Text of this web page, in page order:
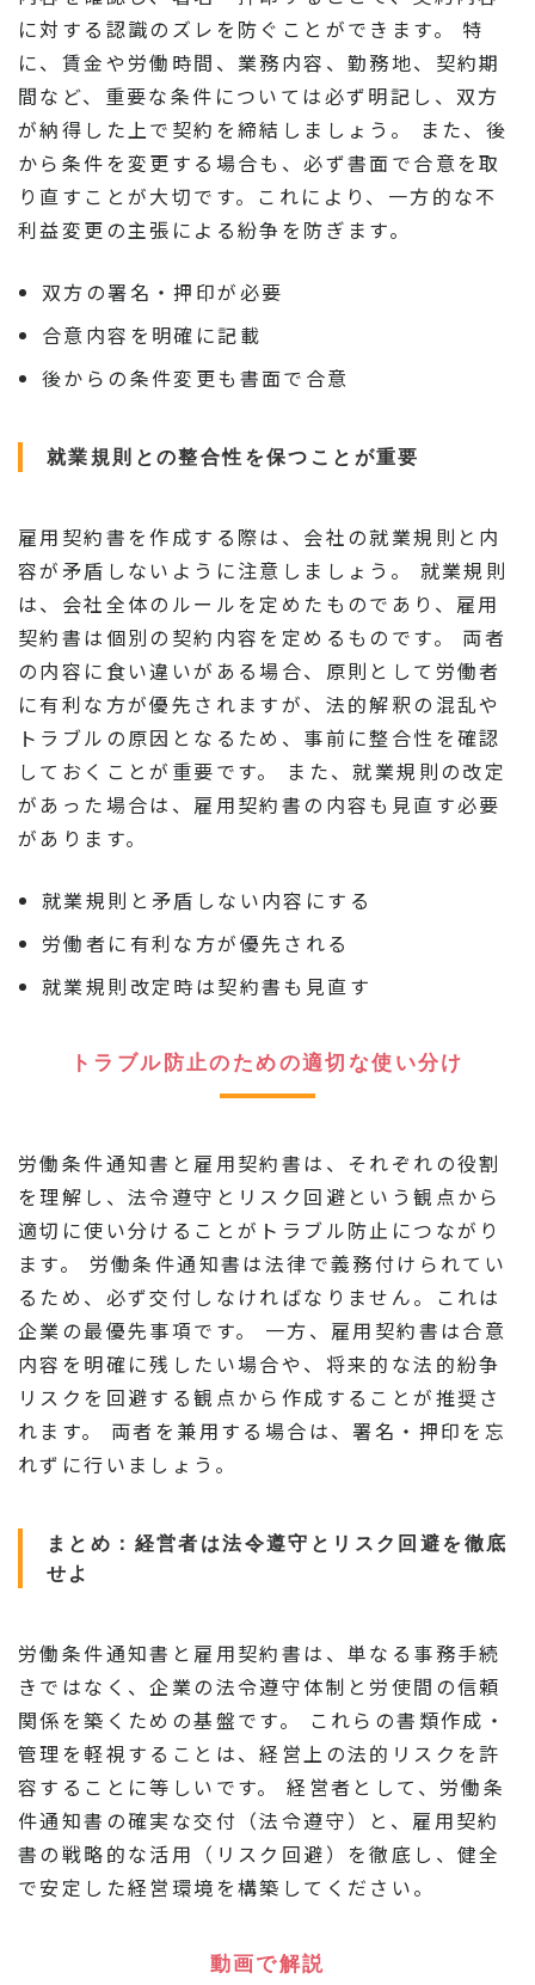
に対する認識のズレを防ぐことができます。 特
に、賃金や労働時間、業務内容、勤務地、契約期
間など、重要な条件については必ず明記し、双方
が納得した上で契約を締結しましょう。 また、後
から条件を変更する場合も、必ず書面で合意を取
り直すことが大切です。これにより、一方的な不
利益変更の主張による紛争を防ぎます。
双方の署名・押印が必要
合意内容を明確に記載
後からの条件変更も書面で合意
就業規則との整合性を保つことが重要
雇用契約書を作成する際は、会社の就業規則と内
容が矛盾しないように注意しましょう。 就業規則
は、会社全体のルールを定めたものであり、雇用
契約書は個別の契約内容を定めるものです。 両者
の内容に食い違いがある場合、原則として労働者
に有利な方が優先されますが、法的解釈の混乱や
トラブルの原因となるため、事前に整合性を確認
しておくことが重要です。 また、就業規則の改定
があった場合は、雇用契約書の内容も見直す必要
があります。
就業規則と矛盾しない内容にする
労働者に有利な方が優先される
就業規則改定時は契約書も見直す
トラブル防止のための適切な使い分け
労働条件通知書と雇用契約書は、それぞれの役割
を理解し、法令遵守とリスク回避という観点から
適切に使い分けることがトラブル防止につながり
ます。 労働条件通知書は法律で義務付けられてい
るため、必ず交付しなければなりません。これは
企業の最優先事項です。 一方、雇用契約書は合意
内容を明確に残したい場合や、将来的な法的紛争
リスクを回避する観点から作成することが推奨さ
れます。 両者を兼用する場合は、署名・押印を忘
れずに行いましょう。
まとめ：経営者は法令遵守とリスク回避を徹底
せよ
労働条件通知書と雇用契約書は、単なる事務手続
きではなく、企業の法令遵守体制と労使間の信頼
関係を築くための基盤です。 これらの書類作成・
管理を軽視することは、経営上の法的リスクを許
容することに等しいです。 経営者として、労働条
件通知書の確実な交付（法令遵守）と、雇用契約
書の戦略的な活用（リスク回避）を徹底し、健全
で安定した経営環境を構築してください。
動画で解説